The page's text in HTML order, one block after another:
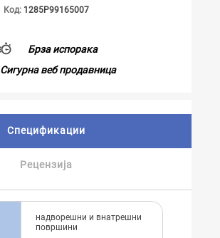
Код: 1285P99165007
Брза испорака
Сигурна веб продавница
Спецификации
Рецензија
надворешни и внатрешни
површини